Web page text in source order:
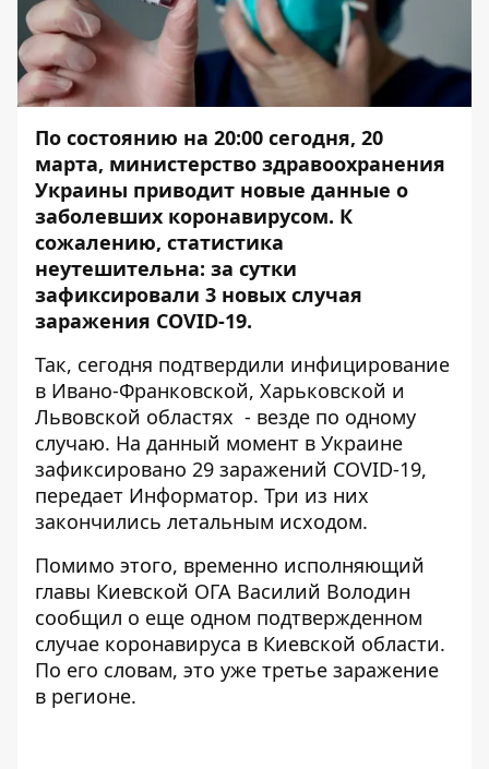
По состоянию на 20:00 сегодня, 20
марта, министерство здравоохранения
Украины приводит новые данные о
заболевших коронавирусом. К
сожалению, статистика
неутешительна: за сутки
зафиксировали 3 новых случая
заражения COVID-19.
Так, сегодня подтвердили инфицирование
в Ивано-Франковской, Харьковской и
Львовской областях - везде по одному
случаю. На данный момент в Украине
зафиксировано 29 заражений COVID-19,
передает Информатор. Три из них
закончились летальным исходом.
Помимо этого, временно исполняющий
главы Киевской ОГА Василий Володин
сообщил о еще одном подтвержденном
случае коронавируса в Киевской области.
По его словам, это уже третье заражение
в регионе.